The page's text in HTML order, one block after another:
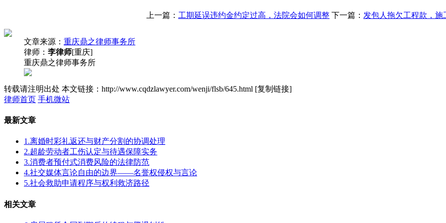
上一篇： 工期延误违约金约定过高，法院会如何调整 下一篇： 发包人拖欠工程款，
文章来源： 重庆鼎之律师事务所
律师： 李律师[重庆]
重庆鼎之律师事务所
转载请注明出处 本文链接：http://www.cqdzlawyer.com/wenji/flsb/645.html [复制链接]
律师首页 手机微站
最新文章
1.离婚时彩礼返还与财产分割的协调处理
2.超龄劳动者工伤认定与待遇保障实务
3.消费者预付式消费风险的法律防范
4.社交媒体言论自由的边界——名誉权侵权与言论
5.社会救助申请程序与权利救济路径
相关文章